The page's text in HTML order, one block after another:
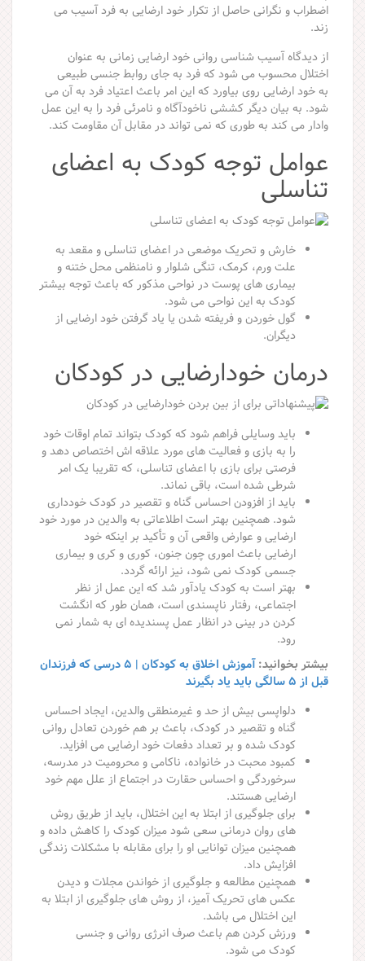
اضطراب و نگرانی حاصل از تکرار خود ارضایی به فرد آسیب می
زند.
از دیدگاه آسیب شناسی روانی خود ارضایی زمانی به عنوان
اختلال محسوب می شود که فرد به جای روابط جنسی طبیعی
به خود ارضایی روی بیاورد که این امر باعث اعتیاد فرد به آن می
شود. به بیان دیگر کششی ناخودآگاه و نامرئی فرد را به این عمل
وادار می کند به طوری که نمی تواند در مقابل آن مقاومت کند.
عوامل توجه کودک به اعضای
تناسلی
خارش و تحریک موضعی در اعضای تناسلی و مقعد به
علت ورم، کرمک، تنگی شلوار و نامنظمی محل ختنه و
بیماری های پوست در نواحی مذکور که باعث توجه بیشتر
کودک به این نواحی می شود.
گول خوردن و فریفته شدن یا یاد گرفتن خود ارضایی از
دیگران.
درمان خودارضایی در کودکان
باید وسایلی فراهم شود که کودک بتواند تمام اوقات خود
را به بازی و فعالیت های مورد علاقه اش اختصاص دهد و
فرصتی برای بازی با اعضای تناسلی، که تقریبا یک امر
شرطی شده است، باقی نماند.
باید از افزودن احساس گناه و تقصیر در کودک خودداری
شود. همچنین بهتر است اطلاعاتی به والدین در مورد خود
ارضایی و عوارض واقعی آن و تأکید بر اینکه خود
ارضایی باعث اموری چون جنون، کوری و کری و بیماری
جسمی کودک نمی شود، نیز ارائه گردد.
بهتر است به کودک یادآور شد که این عمل از نظر
اجتماعی، رفتار ناپسندی است، همان طور که انگشت
کردن در بینی در انظار عمل پسندیده ای به شمار نمی
رود.
بیشتر بخوانید:
آموزش اخلاق به کودکان | ۵ درسی که فرزندان
قبل از ۵ سالگی باید یاد بگیرند
دلواپسی بیش از حد و غیرمنطقی والدین، ایجاد احساس
گناه و تقصیر در کودک، باعث بر هم خوردن تعادل روانی
کودک شده و بر تعداد دفعات خود ارضایی می افزاید.
کمبود محبت در خانواده، ناکامی و محرومیت در مدرسه،
سرخوردگی و احساس حقارت در اجتماع از علل مهم خود
ارضایی هستند.
برای جلوگیری از ابتلا به این اختلال، باید از طریق روش
های روان درمانی سعی شود میزان کودک را کاهش داده و
همچنین میزان توانایی او را برای مقابله با مشکلات زندگی
افزایش داد.
همچنین مطالعه و جلوگیری از خواندن مجلات و دیدن
عکس های تحریک آمیز، از روش های جلوگیری از ابتلا به
این اختلال می باشد.
ورزش کردن هم باعث صرف انرژی روانی و جنسی
کودک می شود.